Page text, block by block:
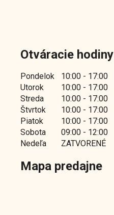
Otváracie hodiny
Pondelok
10:00 - 17:00
Utorok
10:00 - 17:00
Streda
10:00 - 17:00
Štvrtok
10:00 - 17:00
Piatok
10:00 - 17:00
Sobota
09:00 - 12:00
Nedeľa
ZATVORENÉ
Mapa predajne